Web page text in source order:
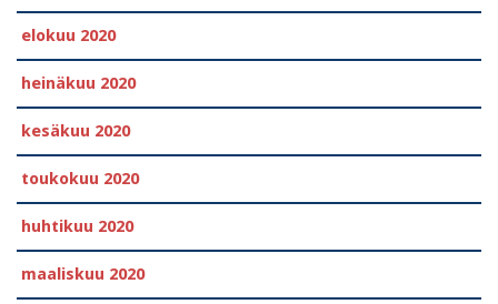
elokuu 2020
heinäkuu 2020
kesäkuu 2020
toukokuu 2020
huhtikuu 2020
maaliskuu 2020